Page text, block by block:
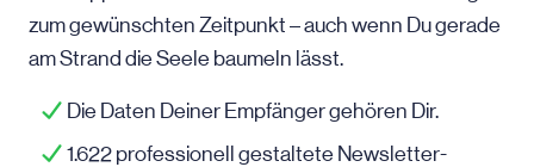
zum gewünschten Zeitpunkt – auch wenn Du gerade
am Strand die Seele baumeln lässt.
Die Daten Deiner Empfänger gehören Dir.
1.622 professionell gestaltete Newsletter-